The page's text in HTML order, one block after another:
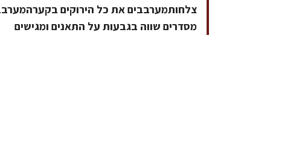
צלחותמערבבים את כל הירוקים
מסדרים שווה בגבעות על התאנים ומגישים